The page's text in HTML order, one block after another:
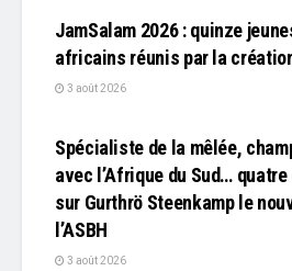
JamSalam 2026 : quinze
africains réunis par la
3 août 2026
Spécialiste de la mêlée,
avec l’Afrique du Sud…
sur Gurthrö Steenkamp le
l’ASBH
3 août 2026